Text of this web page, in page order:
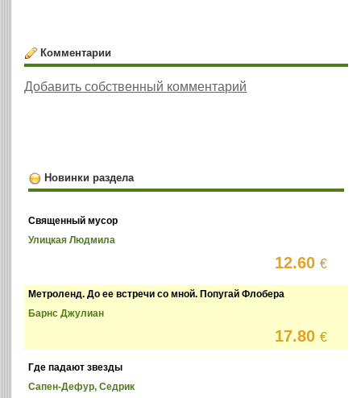
Комментарии
Добавить собственный комментарий
Новинки раздела
Священный мусор
Улицкая Людмила
12.60€
Метроленд. До ее встречи со мной. Попугай Флобера
Барнс Джулиан
17.80€
Где падают звезды
Сапен-Дефур, Седрик